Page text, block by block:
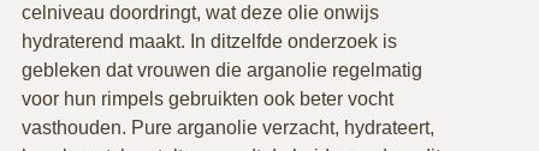
celniveau doordringt, wat deze olie onwijs
hydraterend maakt. In ditzelfde onderzoek is
gebleken dat vrouwen die arganolie regelmatig
voor hun rimpels gebruikten ook beter vocht
vasthouden. Pure arganolie verzacht, hydrateert,